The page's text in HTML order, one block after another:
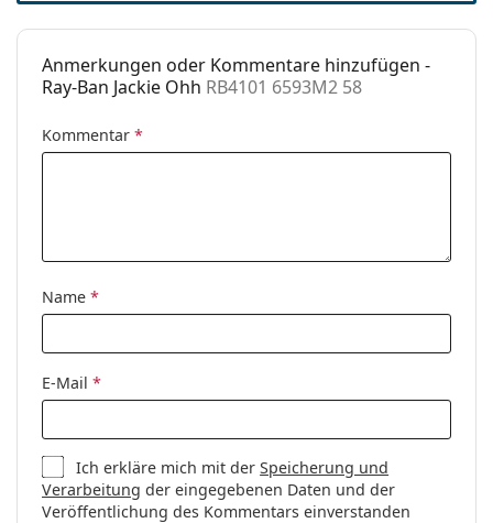
Entdecken Sie das gesamte Sortiment der
Sonnenbrillen, um weitere Modelle beliebter Marken
zu finden.
Anmerkungen oder Kommentare hinzufügen -
Ray-Ban Jackie Ohh RB4101 6593M2 58
Kommentar *
Name *
E-Mail *
Ich erkläre mich mit derSpeicherung und
Verarbeitung der eingegebenen Daten und der
Veröffentlichung des Kommentars einverstanden